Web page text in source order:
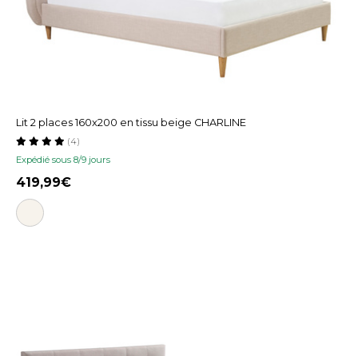
Lit 2 places 160x200 en tissu beige CHARLINE
Expédié sous 8/9 jours
(4)
419,99